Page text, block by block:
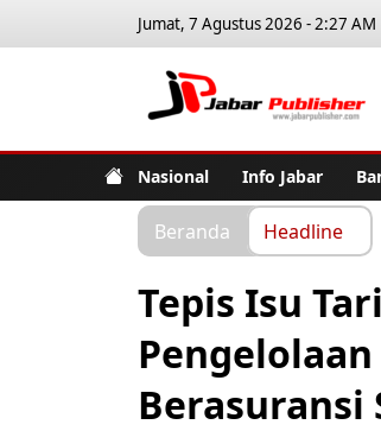
Jumat, 7 Agustus 2026 - 2:27 AM
Nasional Info Jabar
Beranda Headline
Tepis Isu
Berasuransi